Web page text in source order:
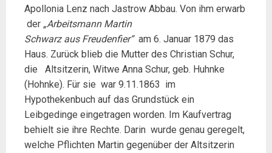
Apollonia Lenz nach Jastrow Abbau. Von ihm erwarb
der „Arbeitsmann Martin
Schwarz aus Freudenfier“am 6. Januar 1879 das
Haus. Zurück blieb die Mutter des Christian Schur,
die Altsitzerin, Witwe Anna Schur, geb. Huhnke
(Hohnke). Für sie war 9.11.1863 im
Hypothekenbuch auf das Grundstück ein
Leibgedinge eingetragen worden. Im Kaufvertrag
behielt sie ihre Rechte. Darin wurde genau geregelt,
welche Pflichten Martin gegenüber der Altsitzerin